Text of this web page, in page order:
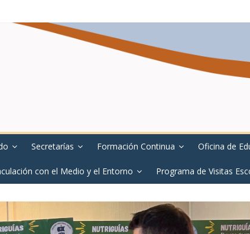
Secretarías Formación Continua Oficina de
con el Medio y el Entorno Programa de Visitas